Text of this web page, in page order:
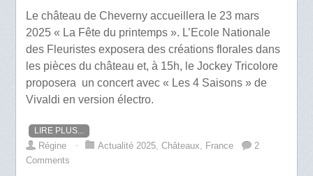
Le château de Cheverny accueillera le 23 mars
2025 « La Fête du printemps ». L’Ecole Nationale
des Fleuristes exposera des créations florales dans
les pièces du château et, à 15h, le Jockey Tricolore
proposera un concert avec « Les 4 Saisons » de
Vivaldi en version électro.
LIRE PLUS...
Régine ⋅ Actualité 2025,Châteaux, France
2
Comments